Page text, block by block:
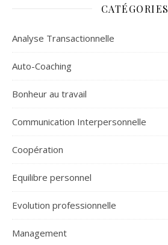
CATÉGORIES
Analyse Transactionnelle
Auto-Coaching
Bonheur au travail
Communication Interpersonnelle
Coopération
Equilibre personnel
Evolution professionnelle
Management